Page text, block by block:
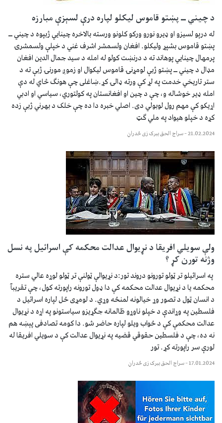
د چیني ــ پښتو قاموس لیکلو لپاره درې لسېزې مبارزه
له درېو لسیزو او ډیرو نورو ورکو کلونو ورسته بالاخره چینایي ژبپوه د چیني ــ
پښتو قاموس بشپړ ولیکلو. افغان ولسمشر اشرف غني د خپلې ولسمشرۍ
پرمهال چینایي پوهاند ته د درنښت کولو له امله د سید جمال الدین افغان
مډال د چیني ــ پښتو ژبې لومړنۍ قاموس لیکوال او زموږ مورنۍ ژبې ته د
ستر تاریخي خدمت په لړ کې ورته ډالۍ کړ.ښاغلی چې هونګ څاي له دې
امله ډير خوشاله و، چې د چین او افغانستان په کولتوري، سیاسي او ادبي
اړیکو کې مهم رول لوبولي دی. اصلي خبره دا ده چې خلک د بهرني ژبې زده
کړه د خپلو هیواد په ملي ګټ
21.02.2024
–سراج الحق ببرک زی ځدراڼ
ولې سویلي افریقا د نړیوال عدالت محکمه کې اسرائیل په نسل
وژنه تورن کړ ؟
په اسرائیلو تر ټولو تورونو دروند تور:د نړیوالې ټولنې تر ټولو لوړه عالي ستره
محکمه یا د نړیوال عدالت محکمه کې دا ډول تورونه راپورته کول، چې تقریبآ
د انسان ټول د تصور وړ خیالونه لمنځه وړي. د لومړی ځل لپاره اسرائیل د
فلسطین په وړاندې د خپلو ناوړو ظالمانه جګړیزو سیاستونو په اړه د نړیوال
عدالت محکمې کې د ځواب ویلو لپاره حاضر شو. دا کومه تصادفی پېښه هم
نه ده، چې د فلسطین حقوقي قضیه په نړیوال عدالت کې د سویلي افریقا له
لورې سر راپورته کړ. تور
17.01.2024
–سراج الحق ببرک زی ځدراڼ